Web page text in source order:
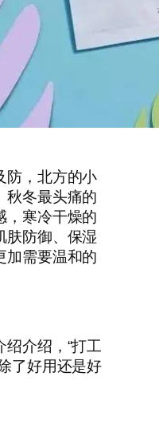
防，北方的小
秋冬最头痛的
，寒冷干燥的
肤防御、保湿
加需要温和的
介绍，“打工
了好用还是好